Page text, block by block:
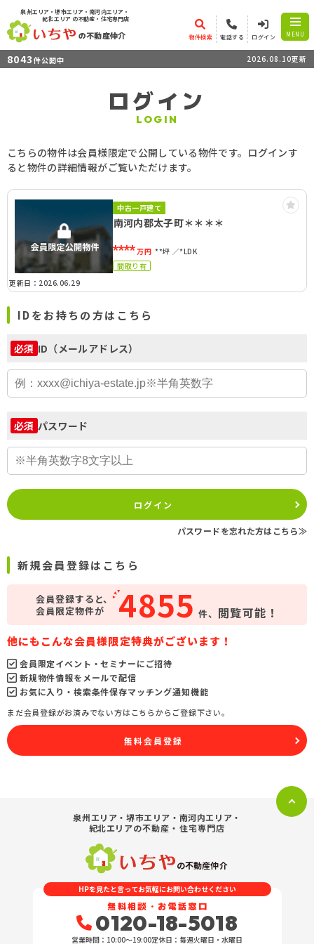
泉州エリア・堺市エリア・南河内エリア・
紀北エリア の不動産・住宅専門店
の不動産仲介 物件検索 電話する ログイン MENU
8043 件公開中 2026.08.10更新
ログイン
LOGIN
こちらの物件は会員様限定で公開している物件です。ログインす
ると物件の詳細情報がご覧いただけます。
中古一戸建て
南河内郡太子町＊＊＊＊
****万円 **坪
*LDK
間取り有
更新日：2026.06.29
IDをお持ちの方はこちら
必須 ID（メールアドレス）
必須 パスワード
ログイン
パスワードを忘れた方はこちら≫
新規会員登録はこちら
会員登録すると、
会員限定物件が
4855 件、 閲覧可能！
他にもこんな会員様限定特典がございます！
会員限定イベント・セミナーにご招待
新規物件情報をメールで配信
お気に入り・検索条件保存マッチング通知機能
まだ会員登録がお済みでない方はこちらからご登録下さい。
無料会員登録
泉州エリア・堺市エリア・南河内エリア・
紀北エリアの不動産・住宅専門店
の不動産仲介
HPを見たと言ってお気軽にお問い合わせください
無料相談・お電話窓口
0120-18-5018
営業時間：10:00〜19:00定休日：毎週火曜日・水曜日